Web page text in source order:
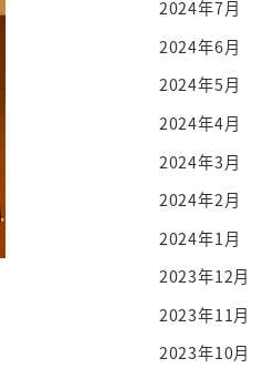
2024年7月
2024年6月
2024年5月
2024年4月
2024年3月
2024年2月
2024年1月
2023年12月
2023年11月
2023年10月